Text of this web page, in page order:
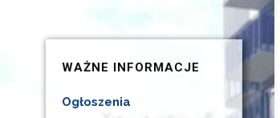
WAŻNE INFORMACJE
Ogłoszenia